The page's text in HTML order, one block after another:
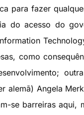
para fazer
do acesso do
como
alemã) Angela
se barreiras